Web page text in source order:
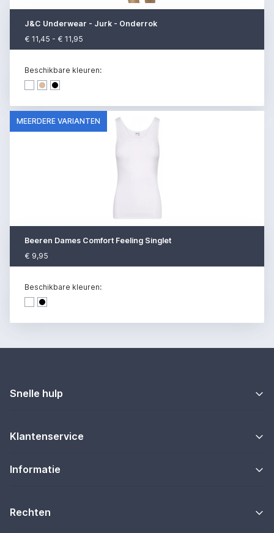
J&C Underwear - Jurk - Onderrok
€ 11,45 - € 11,95
Beschikbare kleuren:
Dark denim
Dark denim
Dark denim
MEERDERE VARIANTEN
Beeren Dames Comfort Feeling Singlet
€ 9,95
Beschikbare kleuren:
Dark denim
Dark denim
Snelle hulp
Klantenservice
Informatie
Rechten